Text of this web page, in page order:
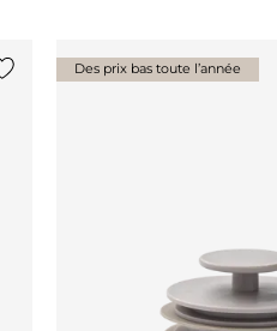
Des prix bas toute l’année